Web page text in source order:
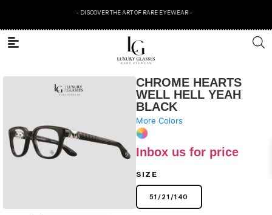
- DISCOVER THE ART OF RARE EYEWEAR -
CHROME HEARTS
WELL HELL YEAH
BLACK
More Colors
Inbox us for price
SIZE
51 /21 /140